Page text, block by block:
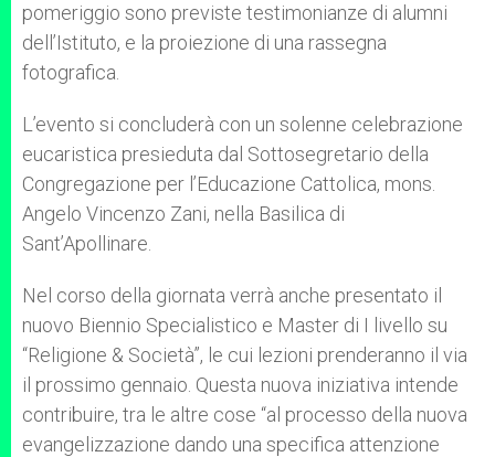
pomeriggio sono previste testimonianze di alumni
dell’Istituto, e la proiezione di una rassegna
fotografica.
L’evento si concluderà con un solenne celebrazione
eucaristica presieduta dal Sottosegretario della
Congregazione per l’Educazione Cattolica, mons.
Angelo Vincenzo Zani, nella Basilica di
Sant’Apollinare.
Nel corso della giornata verrà anche presentato il
nuovo Biennio Specialistico e Master di I livello su
“Religione & Società”, le cui lezioni prenderanno il via
il prossimo gennaio. Questa nuova iniziativa intende
contribuire, tra le altre cose “al processo della nuova
evangelizzazione dando una specifica attenzione